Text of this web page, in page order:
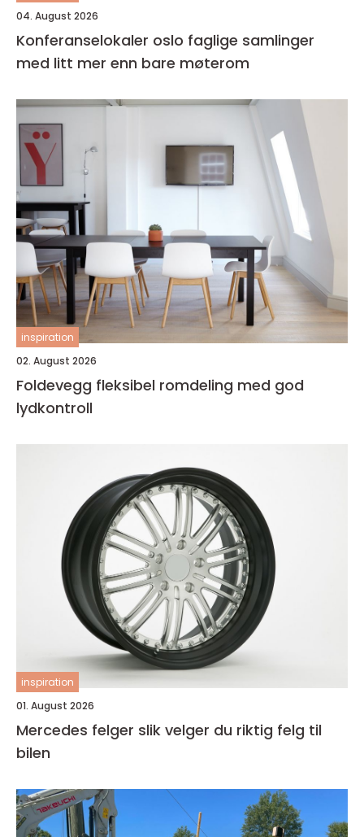
04. August 2026
Konferanselokaler oslo faglige samlinger
med litt mer enn bare møterom
inspiration
02. August 2026
Foldevegg fleksibel romdeling med god
lydkontroll
inspiration
01. August 2026
Mercedes felger slik velger du riktig felg til
bilen